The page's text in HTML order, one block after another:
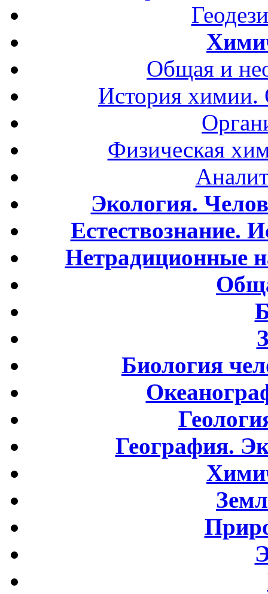
Общая и
История
Физическая
Экология.
Естествознание.
Нетрадиционные
Биология
География.